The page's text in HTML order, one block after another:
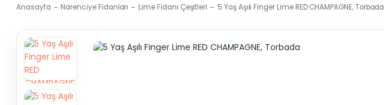
Anasayfa Narenciye Fidanları Lime Fidanı Çeşitleri 5 Yaş Aşılı Finger Lime RED CHAMPAGNE, Torbada